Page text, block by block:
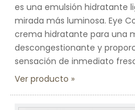
es una emulsión hidratante
mirada más luminosa. Eye
crema hidratante para una
descongestionante y
sensación de inmediato
Ver producto